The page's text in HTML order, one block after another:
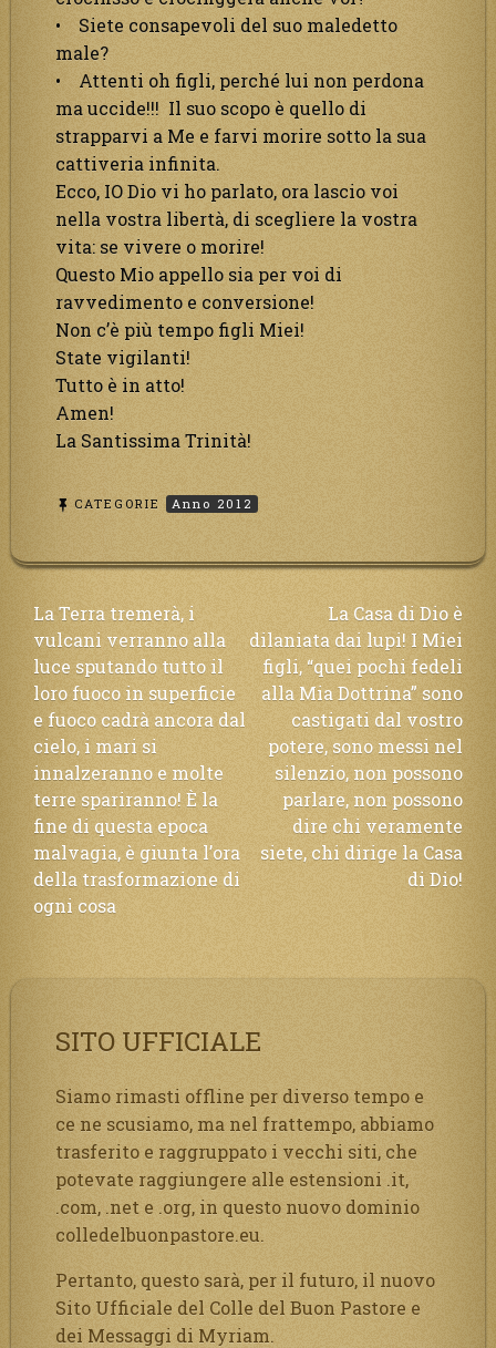
• Siete consapevoli del suo maledetto
male?
• Attenti oh figli, perché lui non perdona
ma uccide!!! Il suo scopo è quello di
strapparvi a Me e farvi morire sotto la sua
cattiveria infinita.
Ecco, IO Dio vi ho parlato, ora lascio voi
nella vostra libertà, di scegliere la vostra
vita: se vivere o morire!
Questo Mio appello sia per voi di
ravvedimento e conversione!
Non c’è più tempo figli Miei!
State vigilanti!
Tutto è in atto!
Amen!
La Santissima Trinità!
CATEGORIE Anno 2012
Navigazione
articoli
La Terra tremerà, i
vulcani verranno alla
luce sputando tutto il
loro fuoco in superficie
e fuoco cadrà ancora dal
cielo, i mari si
innalzeranno e molte
terre spariranno! È la
fine di questa epoca
malvagia, è giunta l’ora
della trasformazione di
ogni cosa
La Casa di Dio è
dilaniata dai lupi! I Miei
figli, “quei pochi fedeli
alla Mia Dottrina” sono
castigati dal vostro
potere, sono messi nel
silenzio, non possono
parlare, non possono
dire chi veramente
siete, chi dirige la Casa
di Dio!
SITO UFFICIALE
Siamo rimasti offline per diverso tempo e
ce ne scusiamo, ma nel frattempo, abbiamo
trasferito e raggruppato i vecchi siti, che
potevate raggiungere alle estensioni .it,
.com, .net e .org, in questo nuovo dominio
colledelbuonpastore.eu.
Pertanto, questo sarà, per il futuro, il nuovo
Sito Ufficiale del Colle del Buon Pastore e
dei Messaggi di Myriam.